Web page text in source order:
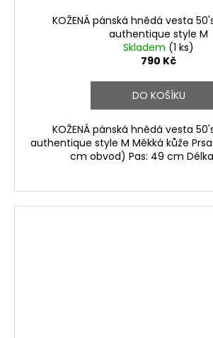
KOŽENÁ pánská hnědá vesta
authentique style M
Skladem (1 ks)
790 Kč
DO KOŠÍKU
KOŽENÁ pánská hnědá vesta
authentique style M Měkká kůže
cm obvod) Pas: 49 cm